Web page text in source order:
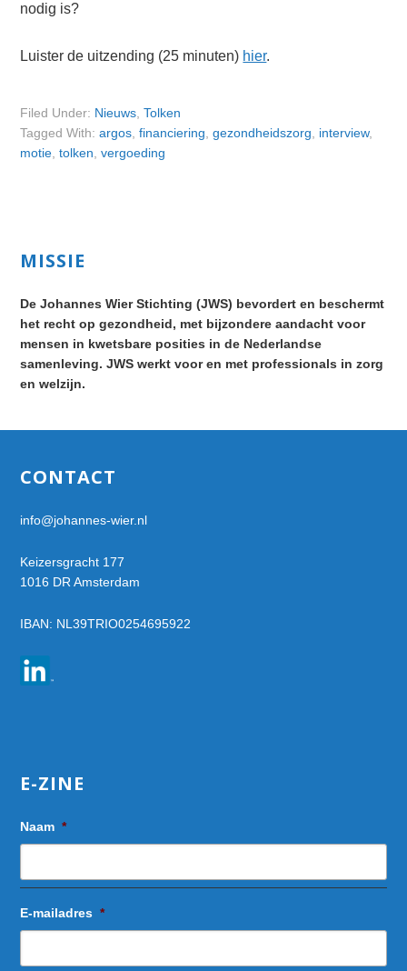
nodig is?
Luister de uitzending (25 minuten) hier.
Filed Under: Nieuws ,Tolken
Tagged With:argos ,financiering ,gezondheidszorg interview,
motie ,tolken ,vergoeding
Primary
MISSIE
De Johannes Wier Stichting (JWS) bevordert en beschermt
het recht op gezondheid, met bijzondere aandacht voor
mensen in kwetsbare posities in de Nederlandse
samenleving. JWS werkt voor en met professionals in zorg
en welzijn.
Footer
CONTACT
info@johannes-wier.nl
Keizersgracht 177
1016 DR Amsterdam
IBAN: NL39TRIO0254695922
E-ZINE
Naam *
E-mailadres *